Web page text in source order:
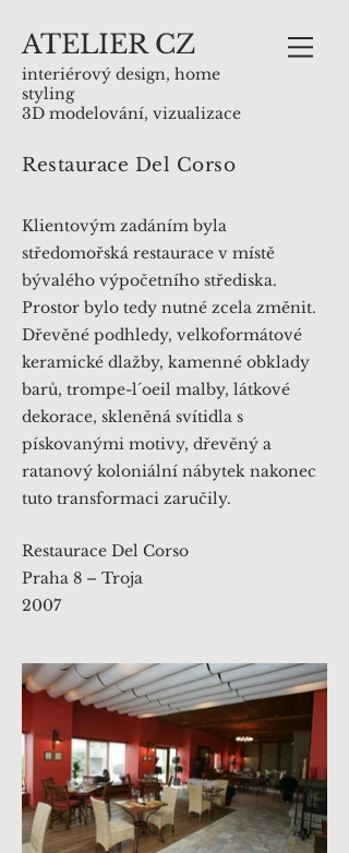
ATELIER CZ
interiérový design, home
styling
3D modelování, vizualizace
Restaurace Del Corso
Klientovým zadáním byla
středomořská restaurace v místě
bývalého výpočetního střediska.
Prostor bylo tedy nutné zcela změnit.
Dřevěné podhledy, velkoformátové
keramické dlažby, kamenné obklady
barů, trompe-l´oeil malby, látkové
dekorace, skleněná svítidla s
pískovanými motivy, dřevěný a
ratanový koloniální nábytek nakonec
tuto transformaci zaručily.
Restaurace Del Corso
Praha 8 – Troja
2007